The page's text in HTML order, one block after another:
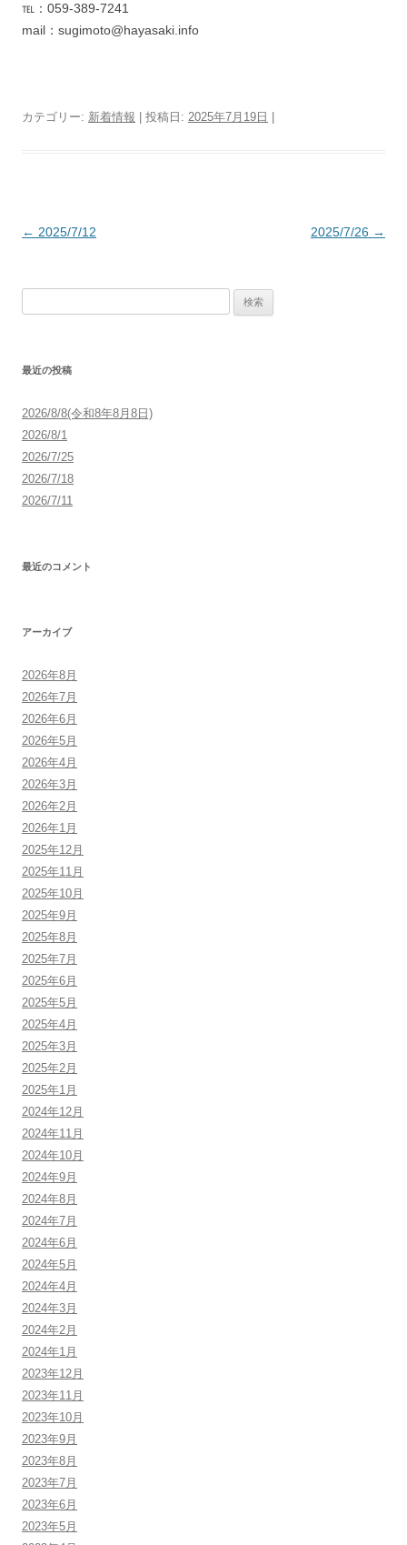
℡：059-389-7241
mail：sugimoto@hayasaki.info
カテゴリー: 新着情報 | 投稿日: 2025年7月19日
投稿ナビゲーション
← 2025/7/12 2025/7/26 →
最近の投稿
2026/8/8(令和8年8月8日)
2026/8/1
2026/7/25
2026/7/18
2026/7/11
最近のコメント
アーカイブ
2026年8月
2026年7月
2026年6月
2026年5月
2026年4月
2026年3月
2026年2月
2026年1月
2025年12月
2025年11月
2025年10月
2025年9月
2025年8月
2025年7月
2025年6月
2025年5月
2025年4月
2025年3月
2025年2月
2025年1月
2024年12月
2024年11月
2024年10月
2024年9月
2024年8月
2024年7月
2024年6月
2024年5月
2024年4月
2024年3月
2024年2月
2024年1月
2023年12月
2023年11月
2023年10月
2023年9月
2023年8月
2023年7月
2023年6月
2023年5月